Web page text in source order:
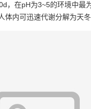
，在pH为3~5的环境中最
体内可迅速代谢分解为天